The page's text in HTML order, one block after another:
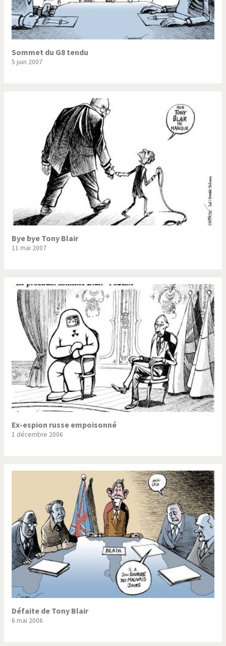
Sommet du G8 tendu
5 juin 2007
Bye bye Tony Blair
11 mai 2007
Ex-espion russe empoisonné
1 décembre 2006
Défaite de Tony Blair
6 mai 2006